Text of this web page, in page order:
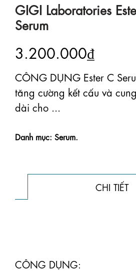
GIGI Laboratories
Serum
3.200.000₫
CÔNG DỤNG Ester C
tăng cường kết cấu và
dài cho ...
Danh mục: Serum.
CHI TIẾT
CÔNG DỤNG: